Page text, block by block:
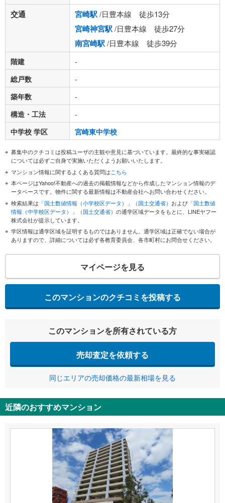
交通 宮崎駅/日豊本線 徒歩13分
宮崎神宮駅/日豊本線 徒歩27分
南宮崎駅/日豊本線 徒歩39分
階建
-
総戸数
-
築年数
-
構造・工法
-
中学校 学区
宮崎東中学校
募集中のクチコミは投稿ユーザの主観や意見に基づいています。最終的な事実確認
については必ずご自身で実施いただくようお願いいたします。
マンション情報に関するよくある質問はこちら
本ページはYahoo!不動産への過去の掲載情報などから作成したマンション情報のデ
ータベースです。物件に関する最新情報は不動産会社へお問い合わせください。
検索結果は 「国土数値情報（小学校区データ）」（国土交通省） および 「国土数値
情報（中学校区データ）」（国土交通省） の通学区域データをもとに、LINEヤフー
株式会社が提示しています。
学区情報は通学区域を証明するものではありません。通学区域は正確でない場合が
ありますので、詳細については必ず各教育委員会、各市町村にお問合せください。
マイページを見る
このマンションのクチコミを投稿する
このマンションを所有されている方
売却査定を依頼する
同じエリアの売却価格の最新相場を見る
近隣のおすすめマンション